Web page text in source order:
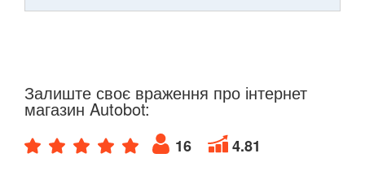
Залиште своє враження про інтернет
магазин Autobot:
16 4.81